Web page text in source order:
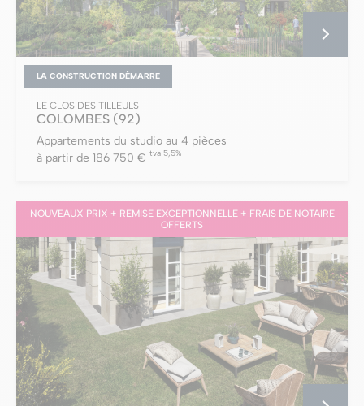
LA CONSTRUCTION DÉMARRE
LE CLOS DES TILLEULS
COLOMBES (92)
Appartements du studio au 4 pièces
à partir de 186 750 € tva 5,5%
NOUVEAUX PRIX + REMISE EXCEPTIONNELLE + FRAIS DE NOTAIRE
OFFERTS